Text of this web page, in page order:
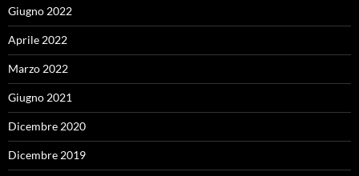
Giugno 2022
Aprile 2022
Marzo 2022
Giugno 2021
Dicembre 2020
Dicembre 2019